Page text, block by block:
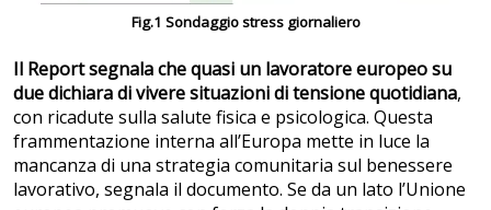
Fig.1 Sondaggio stress giornaliero
Il Report segnala che quasi un lavoratore europeo su
due dichiara di vivere situazioni di tensione quotidiana,
con ricadute sulla salute fisica e psicologica. Questa
frammentazione interna all’Europa mette in luce la
mancanza di una strategia comunitaria sul benessere
lavorativo, segnala il documento. Se da un lato l’Unione